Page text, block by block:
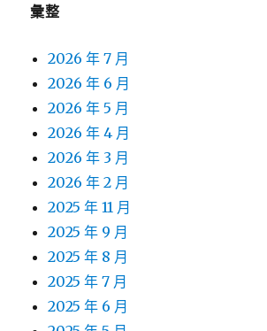
彙整
2026 年 7 月
2026 年 6 月
2026 年 5 月
2026 年 4 月
2026 年 3 月
2026 年 2 月
2025 年 11 月
2025 年 9 月
2025 年 8 月
2025 年 7 月
2025 年 6 月